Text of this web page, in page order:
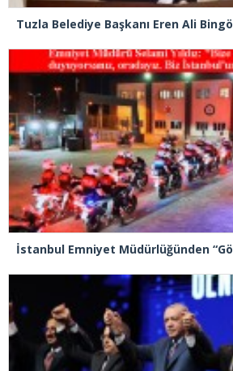
Tuzla Belediye Başkanı Eren Ali